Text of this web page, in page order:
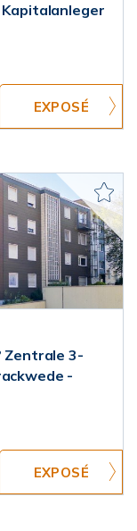
Zentrale 3-
-